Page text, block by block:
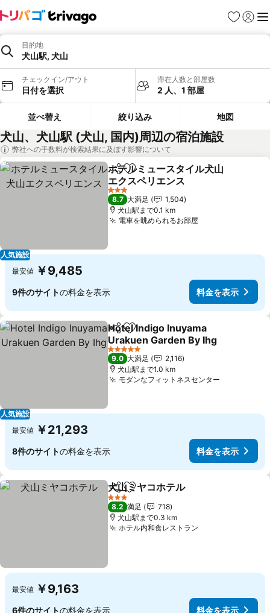
お気に入り
ログイ
メ
目的地
犬山駅, 犬山
チェックイン/アウト
日付を選択
滞在人数と部屋数
2 人、1 部屋
並べ替え 絞り込み 地図
犬山、犬山駅 (犬山, 国内)周辺の宿泊施設
弊社への手数料が検索結果に及ぼす影響について
人気施設
シェアお気に入りに追加
ホテルミュースタイル犬山
エクスペリエンス
3 ホテルのランク
8.7 大満足
1,504
犬山駅まで0.1 km
電車を眺められるお部屋
最安値 ￥9,485
9件のサイトの料金を表示 料金を表示
人気施設
シェアお気に入りに追加
Hotel Indigo Inuyama
Urakuen Garden By Ihg
5 ホテルのランク
9.0 大満足
2,116
犬山駅まで1.0 km
モダンなフィットネスセンター
最安値 ￥21,293
8件のサイトの料金を表示 料金を表示
シェアお気に入りに追加
犬山ミヤコホテル
3 ホテルのランク
8.2 満足
718
犬山駅まで0.3 km
ホテル内和食レストラン
最安値 ￥9,163
6件のサイトの料金を表示 料金を表示